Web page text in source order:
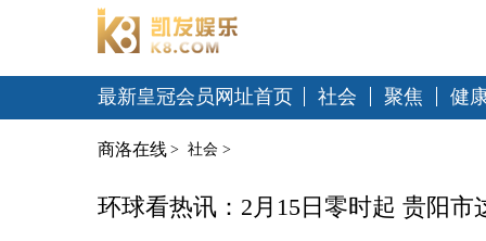
最新皇冠会员网址首页 社会 聚焦 健
商洛在线 > 社会 >
环球看热讯：2月15日零时起 贵阳